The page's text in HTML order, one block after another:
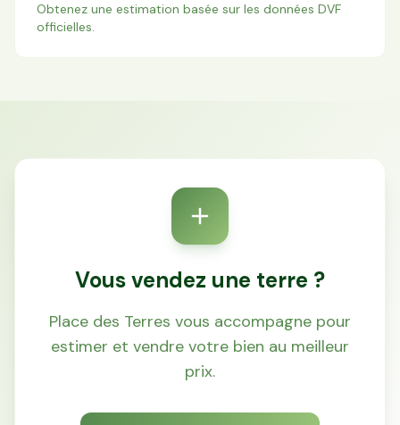
Obtenez une estimation basée sur les données DVF
officielles.
Vous vendez une terre ?
Place des Terres vous accompagne pour
estimer et vendre votre bien au meilleur
prix.